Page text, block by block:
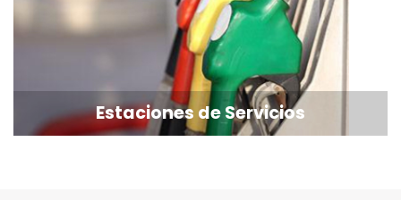
Estaciones de Servicios